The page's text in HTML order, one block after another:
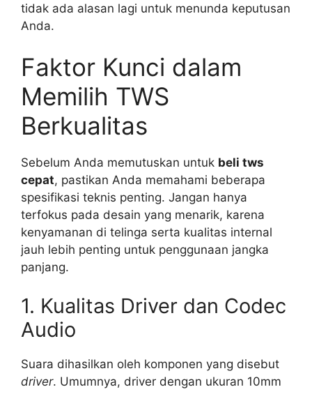
tidak ada alasan lagi untuk menunda keputusan
Anda.
Faktor Kunci dalam
Memilih TWS
Berkualitas
Sebelum Anda memutuskan untuk beli tws
cepat, pastikan Anda memahami beberapa
spesifikasi teknis penting. Jangan hanya
terfokus pada desain yang menarik, karena
kenyamanan di telinga serta kualitas internal
jauh lebih penting untuk penggunaan jangka
panjang.
1. Kualitas Driver dan Codec
Audio
Suara dihasilkan oleh komponen yang disebut
driver. Umumnya, driver dengan ukuran 10mm